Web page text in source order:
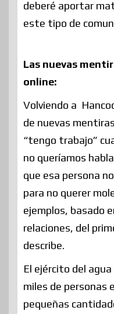
deberé aportar
este tipo de
Las nuevas
online:
Volviendo a
de nuevas
“tengo trabajo”
no queríamos
que esa persona
para no querer
ejemplos, basado
relaciones, del
describe.
El ejército del
miles de personas
pequeñas